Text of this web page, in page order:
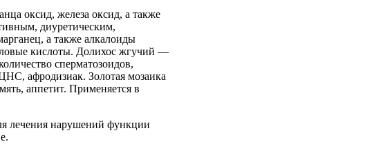
оксид, железа оксид, а также
диуретическим,
а также алкалоиды
кислоты. Долихос жгучий —
сперматозоидов,
афродизиак. Золотая мозаика
аппетит. Применяется в
лечения нарушений функции